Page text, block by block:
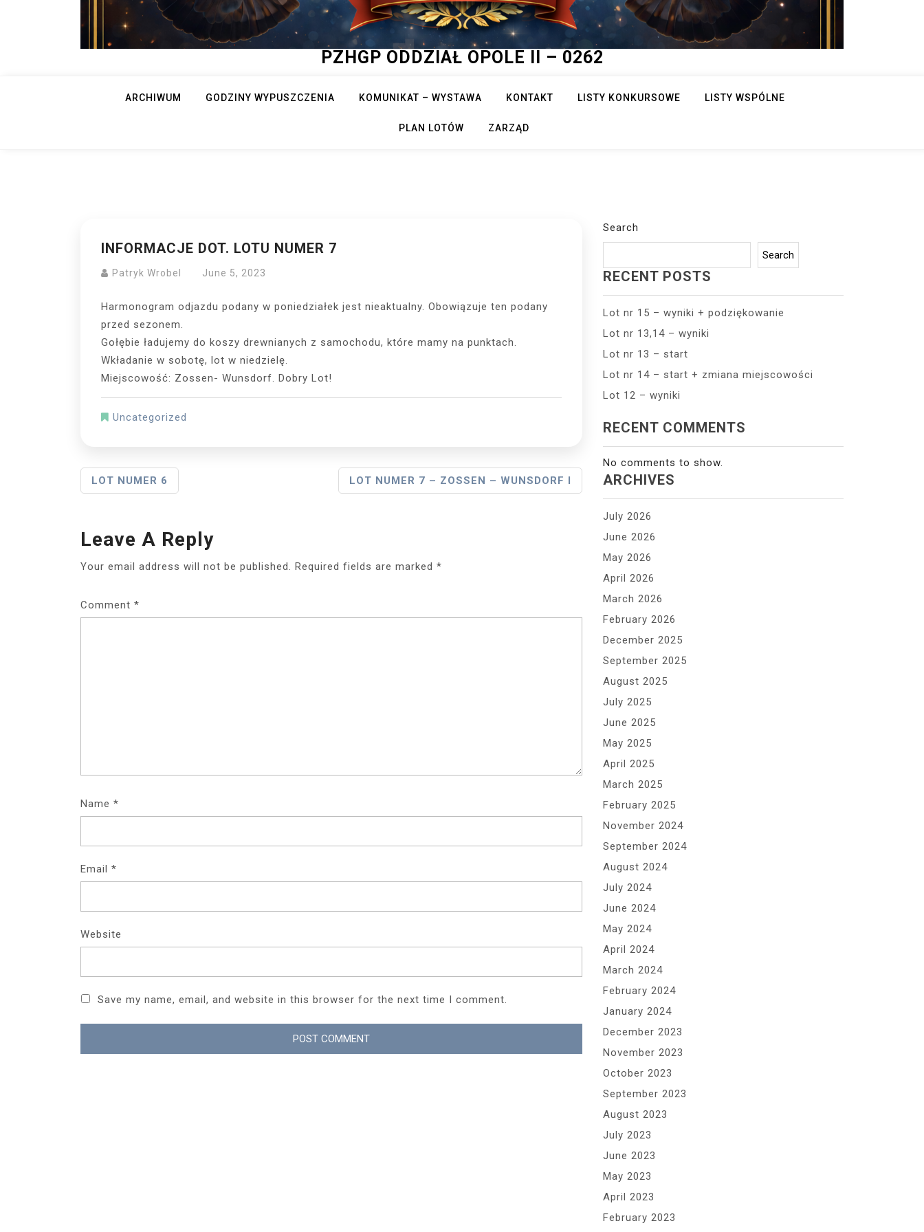
PZHGP ODDZIAŁ OPOLE II – 0262
ARCHIWUM GODZINY WYPUSZCZENIA KOMUNIKAT – WYSTAWA KONTAKT LISTY KONKURSOWE LISTY WSPÓLNE
PLAN LOTÓW ZARZĄD
INFORMACJE DOT. LOTU NUMER 7
Patryk Wrobel June 5, 2023
Harmonogram odjazdu podany w poniedziałek jest nieaktualny. Obowiązuje ten podany
przed sezonem.
Gołębie ładujemy do koszy drewnianych z samochodu, które mamy na punktach.
Wkładanie w sobotę, lot w niedzielę.
Miejscowość: Zossen- Wunsdorf. Dobry Lot!
Uncategorized
Post
LOT NUMER 6 LOT NUMER 7 – ZOSSEN – WUNSDORF I
Leave A Reply
Your email address will not be published. Required fields are marked *
Comment *
Name *
Email *
Website
Save my name, email, and website in this browser for the next time I comment.
Search
Search
RECENT POSTS
Lot nr 15 – wyniki + podziękowanie
Lot nr 13,14 – wyniki
Lot nr 13 – start
Lot nr 14 – start + zmiana miejscowości
Lot 12 – wyniki
RECENT COMMENTS
No comments to show.
ARCHIVES
July 2026
June 2026
May 2026
April 2026
March 2026
February 2026
December 2025
September 2025
August 2025
July 2025
June 2025
May 2025
April 2025
March 2025
February 2025
November 2024
September 2024
August 2024
July 2024
June 2024
May 2024
April 2024
March 2024
February 2024
January 2024
December 2023
November 2023
October 2023
September 2023
August 2023
July 2023
June 2023
May 2023
April 2023
February 2023